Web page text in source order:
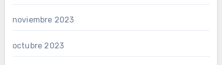
noviembre 2023
octubre 2023